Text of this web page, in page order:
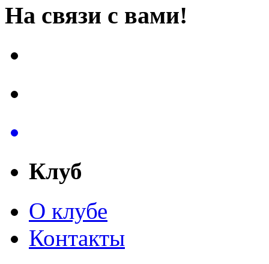
На связи с вами!
Клуб
О клубе
Контакты